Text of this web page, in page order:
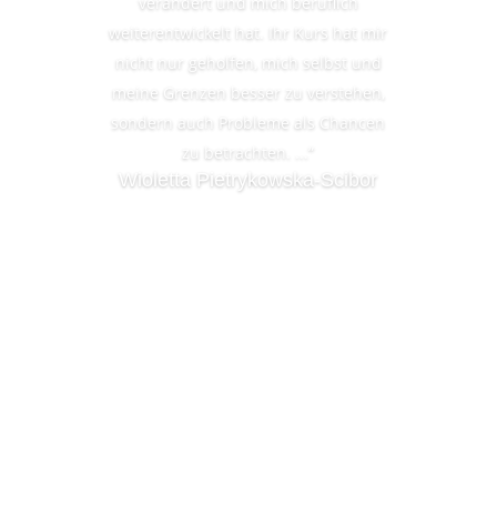
weiterentwickelt hat. Ihr Kurs hat mir
nicht nur geholfen, mich selbst und
meine Grenzen besser zu verstehen,
sondern auch Probleme als Chancen
zu betrachten. ...”
Wioletta Pietrykowska-Scibor